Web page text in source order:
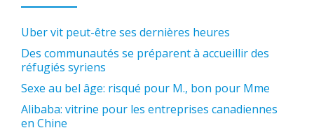
Uber vit peut-être ses dernières heures
Des communautés se préparent à accueillir des
réfugiés syriens
Sexe au bel âge: risqué pour M., bon pour Mme
Alibaba: vitrine pour les entreprises canadiennes
en Chine